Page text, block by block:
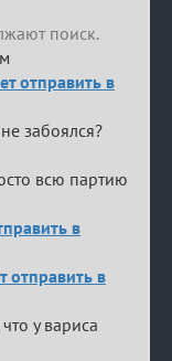
поиск.
отправить в
забоялся?
всю партию
в
отправить в
у вариса